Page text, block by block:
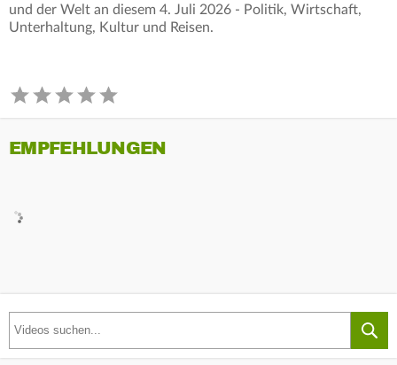
und der Welt an diesem 4. Juli 2026 - Politik, Wirtschaft,
Unterhaltung, Kultur und Reisen.
EMPFEHLUNGEN